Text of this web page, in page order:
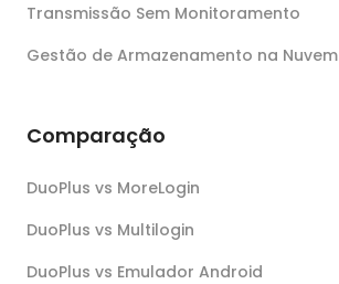
Transmissão Sem Monitoramento
Gestão de Armazenamento na Nuvem
Comparação
DuoPlus vs MoreLogin
DuoPlus vs Multilogin
DuoPlus vs Emulador Android